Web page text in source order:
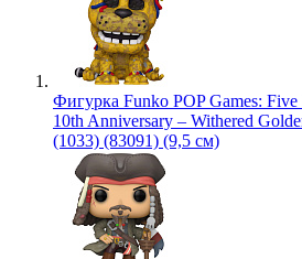
Фигурка Funko POP Games:
10th Anniversary – Withered
(1033) (83091) (9,5 см)